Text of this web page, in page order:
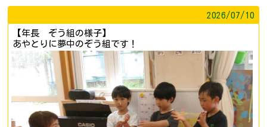
2026/07/10
【年長 ぞう組の様子】
あやとりに夢中のぞう組です！